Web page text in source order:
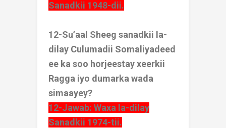
Sanadkii 1948-dii.
12-Su’aal Sheeg sanadkii la-
dilay Culumadii Somaliyadeed
ee ka soo horjeestay xeerkii
Ragga iyo dumarka wada
simaayey?
12-Jawab: Waxa la-dilay
Sanadkii 1974-tii.